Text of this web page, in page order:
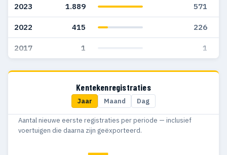
2023 1.889 571
2022 415 226
2017 1 1
Kentekenregistraties
Jaar Maand Dag
Aantal nieuwe eerste registraties per periode — inclusief
voertuigen die daarna zijn geëxporteerd.